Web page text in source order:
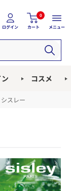
ログイン
0
カート メニュー
コスメ
シスレー